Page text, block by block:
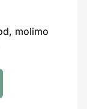
molimo